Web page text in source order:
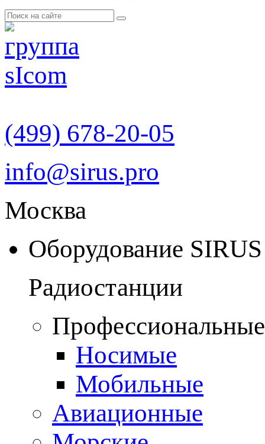
(499) 678-20-05
info@sirus.pro
Москва
Оборудование SIRUS
Радиостанции
Носимые
Мобильные
Авиационные